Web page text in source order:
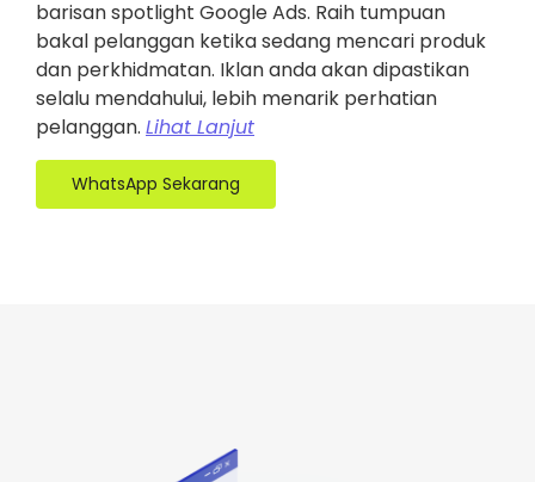
barisan spotlight Google Ads. Raih tumpuan
bakal pelanggan ketika sedang mencari produk
dan perkhidmatan. Iklan anda akan dipastikan
selalu mendahului, lebih menarik perhatian
pelanggan. Lihat Lanjut
WhatsApp Sekarang